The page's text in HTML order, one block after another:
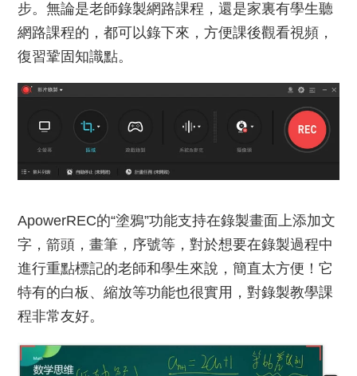
步。無論是老師錄製網路課程，還是家裏有學生聽
網路課程的，都可以錄下來，方便課後觀看視頻，
復習鞏固知識點。
ApowerREC的“塗鴉”功能支持在錄製畫面上添加文
字，箭頭，畫筆，序號等，對於想要在錄製過程中
進行重點標記的老師和學生來說，簡直太方便！它
特有的白板、縮放等功能也很實用，對錄製教學課
程非常友好。